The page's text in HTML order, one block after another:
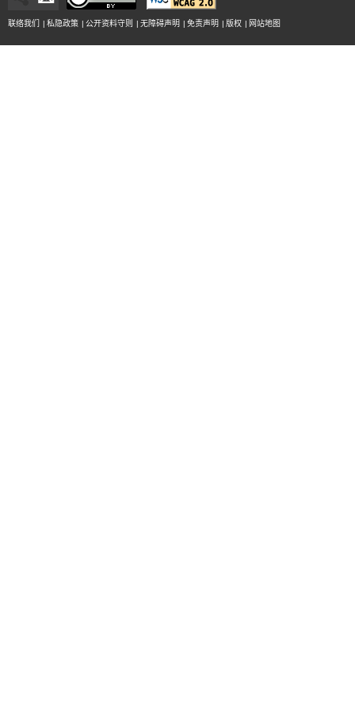
联络我们 | 私隐政策 | 公开资料守则 | 无障碍声明 | 免责声明 | 版权 | 网站地图